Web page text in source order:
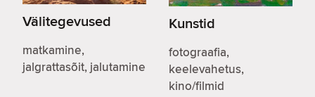
Välitegevused
matkamine,
jalgrattasõit, jalutamine
Kunstid
fotograafia,
keelevahetus,
kino/filmid